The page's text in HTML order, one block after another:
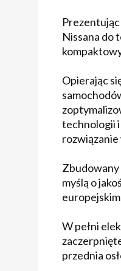
Nissana do
Opierając
technologii
rozwiązanie
Zbudowany
myślą o
W pełni
przednia